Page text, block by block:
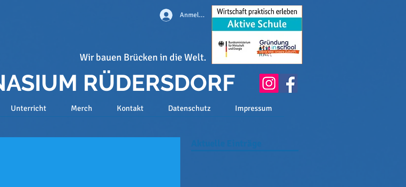
Anmelden
Wir bauen Brücken in die Welt.
RÜDERSDORF
Unterricht Merch Kontakt Datenschutz Impressum